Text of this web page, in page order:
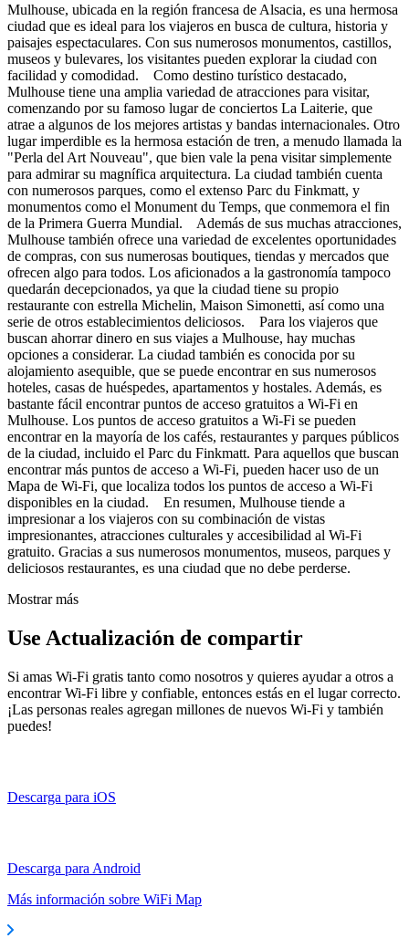
Mulhouse, ubicada en la región francesa de Alsacia, es una hermosa
ciudad que es ideal para los viajeros en busca de cultura, historia y
paisajes espectaculares. Con sus numerosos monumentos, castillos,
museos y bulevares, los visitantes pueden explorar la ciudad con
facilidad y comodidad. Como destino turístico destacado,
Mulhouse tiene una amplia variedad de atracciones para visitar,
comenzando por su famoso lugar de conciertos La Laiterie, que
atrae a algunos de los mejores artistas y bandas internacionales. Otro
lugar imperdible es la hermosa estación de tren, a menudo llamada la
"Perla del Art Nouveau", que bien vale la pena visitar simplemente
para admirar su magnífica arquitectura. La ciudad también cuenta
con numerosos parques, como el extenso Parc du Finkmatt, y
monumentos como el Monument du Temps, que conmemora el fin
de la Primera Guerra Mundial. Además de sus muchas atracciones,
Mulhouse también ofrece una variedad de excelentes oportunidades
de compras, con sus numerosas boutiques, tiendas y mercados que
ofrecen algo para todos. Los aficionados a la gastronomía tampoco
quedarán decepcionados, ya que la ciudad tiene su propio
restaurante con estrella Michelin, Maison Simonetti, así como una
serie de otros establecimientos deliciosos. Para los viajeros que
buscan ahorrar dinero en sus viajes a Mulhouse, hay muchas
opciones a considerar. La ciudad también es conocida por su
alojamiento asequible, que se puede encontrar en sus numerosos
hoteles, casas de huéspedes, apartamentos y hostales. Además, es
bastante fácil encontrar puntos de acceso gratuitos a Wi-Fi en
Mulhouse. Los puntos de acceso gratuitos a Wi-Fi se pueden
encontrar en la mayoría de los cafés, restaurantes y parques públicos
de la ciudad, incluido el Parc du Finkmatt. Para aquellos que buscan
encontrar más puntos de acceso a Wi-Fi, pueden hacer uso de un
Mapa de Wi-Fi, que localiza todos los puntos de acceso a Wi-Fi
disponibles en la ciudad. En resumen, Mulhouse tiende a
impresionar a los viajeros con su combinación de vistas
impresionantes, atracciones culturales y accesibilidad al Wi-Fi
gratuito. Gracias a sus numerosos monumentos, museos, parques y
deliciosos restaurantes, es una ciudad que no debe perderse.
Mostrar más
Use Actualización de compartir
Si amas Wi-Fi gratis tanto como nosotros y quieres ayudar a otros a
encontrar Wi-Fi libre y confiable, entonces estás en el lugar correcto.
¡Las personas reales agregan millones de nuevos Wi-Fi y también
puedes!
Descarga para iOS
Descarga para Android
Más información sobre WiFi Map